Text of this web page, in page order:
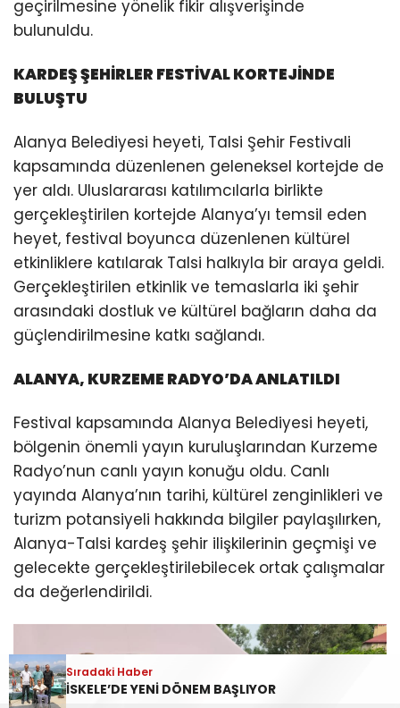
geçirilmesine yönelik fikir alışverişinde
bulunuldu.
KARDEŞ ŞEHİRLER FESTİVAL KORTEJİNDE
BULUŞTU
Alanya Belediyesi heyeti, Talsi Şehir Festivali
kapsamında düzenlenen geleneksel kortejde de
yer aldı. Uluslararası katılımcılarla birlikte
gerçekleştirilen kortejde Alanya’yı temsil eden
heyet, festival boyunca düzenlenen kültürel
etkinliklere katılarak Talsi halkıyla bir araya geldi.
Gerçekleştirilen etkinlik ve temaslarla iki şehir
arasındaki dostluk ve kültürel bağların daha da
güçlendirilmesine katkı sağlandı.
ALANYA, KURZEME RADYO’DA ANLATILDI
Festival kapsamında Alanya Belediyesi heyeti,
bölgenin önemli yayın kuruluşlarından Kurzeme
Radyo’nun canlı yayın konuğu oldu. Canlı
yayında Alanya’nın tarihi, kültürel zenginlikleri ve
turizm potansiyeli hakkında bilgiler paylaşılırken,
Alanya-Talsi kardeş şehir ilişkilerinin geçmişi ve
gelecekte gerçekleştirilebilecek ortak çalışmalar
da değerlendirildi.
Sıradaki Haber
İSKELE’DE YENİ DÖNEM BAŞLIYOR